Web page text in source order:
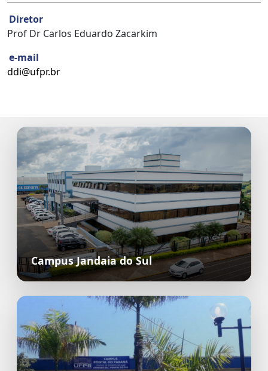
Diretor
Prof Dr Carlos Eduardo Zacarkim
e-mail
ddi@ufpr.br
Campus Jandaia do Sul